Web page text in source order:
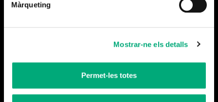
Màrqueting
Mostrar-ne els detalls
Permet-les totes
Cerramos la temporada
Leer más